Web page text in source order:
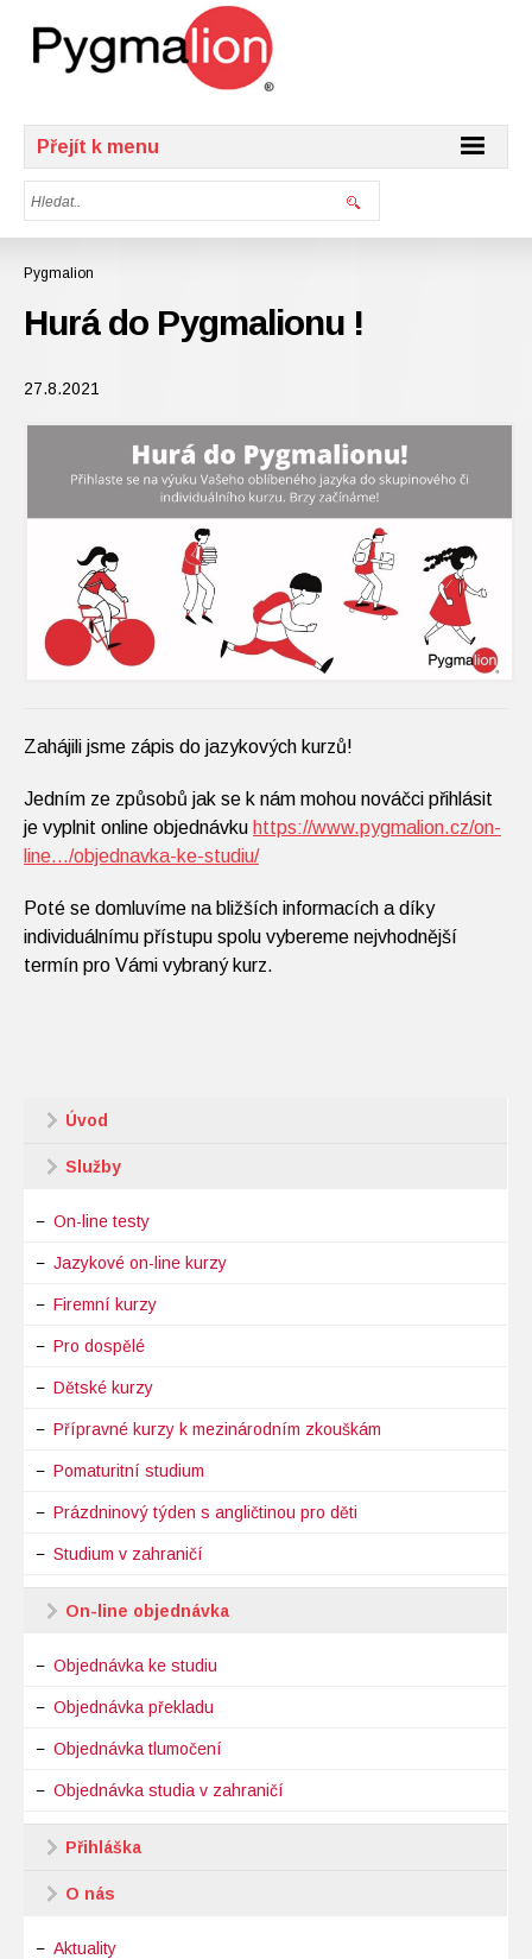
Přejít k menu
Pygmalion
Hurá do Pygmalionu !
27.8.2021
Zahájili jsme zápis do jazykových kurzů!
Jedním ze způsobů jak se k nám mohou nováčci přihlásit
je vyplnit online objednávku https://www.pygmalion.cz/on-
line.../objednavka-ke-studiu/
Poté se domluvíme na bližších informacích a díky
individuálnímu přístupu spolu vybereme nejvhodnější
termín pro Vámi vybraný kurz.
Úvod
Služby
On-line testy
Jazykové on-line kurzy
Firemní kurzy
Pro dospělé
Dětské kurzy
Přípravné kurzy k mezinárodním zkouškám
Pomaturitní studium
Prázdninový týden s angličtinou pro děti
Studium v zahraničí
On-line objednávka
Objednávka ke studiu
Objednávka překladu
Objednávka tlumočení
Objednávka studia v zahraničí
Přihláška
O nás
Aktuality